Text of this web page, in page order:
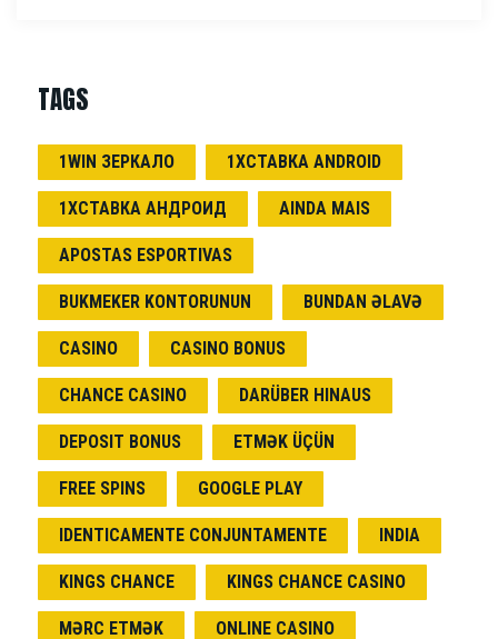
TAGS
1WIN ЗЕРКАЛО 1ХСТАВКА ANDROID
1ХСТАВКА АНДРОИД AINDA MAIS
APOSTAS ESPORTIVAS
BUKMEKER KONTORUNUN BUNDAN ƏLAVƏ
CASINO CASINO BONUS
CHANCE CASINO DARÜBER HINAUS
DEPOSIT BONUS ETMƏK ÜÇÜN
FREE SPINS GOOGLE PLAY
IDENTICAMENTE CONJUNTAMENTE INDIA
KINGS CHANCE KINGS CHANCE CASINO
MƏRC ETMƏK ONLINE CASINO